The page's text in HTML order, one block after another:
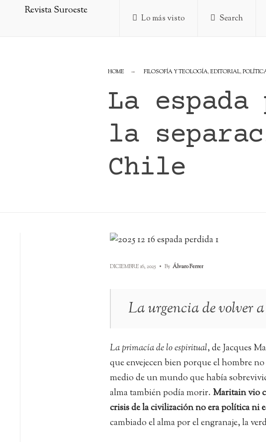
Lo más visto Search
HOME FILOSOFÍA Y TEOLOGÍA,EDITORIAL,
La
la
Chile
DICIEMBRE 16, 2025 • By Álvaro Ferrer
La urgencia de volver
La primacía de lo espiritual, de Jacques
que envejecen bien porque el hombre
medio de un mundo que había
alma también podía morir.Maritain vio
crisis de la civilización no era política ni
cambiado el alma por el engranaje, la